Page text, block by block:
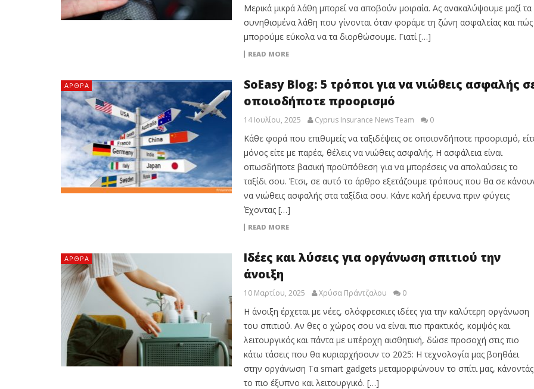
Μερικά μικρά λάθη μπορεί να αποβούν μοιραία. Ας ανακαλύψουμε μαζί τα
συνηθισμένα λάθη που γίνονται όταν φοράμε τη ζώνη ασφαλείας και πώς
μπορούμε εύκολα να τα διορθώσουμε. Γιατί […]
READ MORE
ΆΡΘΡΑ
SoEasy Blog: 5 τρόποι για να νιώθεις ασφαλής
οποιοδήποτε προορισμό
14 Ιουλίου, 2025 Cyprus Insurance News Team 0
Κάθε φορά που επιθυμείς να ταξιδέψεις σε οποιονδήποτε προορισμό,
μόνος είτε με παρέα, θέλεις να νιώθεις ασφαλής. Η ασφάλεια είναι
οπωσδήποτε βασική προϋπόθεση για να μπορέσεις να απολαύσεις το
ταξίδι σου. Έτσι, σε αυτό το άρθρο εξετάζουμε τρόπους που θα σε
να νιώθεις ασφαλής στα ταξίδια σου. Κάνε καλή έρευνα πριν φύγεις
Έχοντας […]
READ MORE
ΆΡΘΡΑ
Ιδέες και λύσεις για οργάνωση σπιτιού την
άνοιξη
10 Μαρτίου, 2025 Χρύσα Πράντζαλου 0
Η άνοιξη έρχεται με νέες, ολόφρεσκιες ιδέες για την καλύτερη οργάνωση
του σπιτιού. Αν θες ο χώρος σου να είναι πιο πρακτικός, κομψός και
λειτουργικός και πάντα με υπέροχη αισθητική, δώσε προσοχή στις πιο
κάτω τάσεις που θα κυριαρχήσουν το 2025: Η τεχνολογία μας βοηθάει
στην οργάνωση Τα smart gadgets μεταμορφώνουν το σπίτι μας, κάνοντάς
το πιο έξυπνο και λειτουργικό. […]